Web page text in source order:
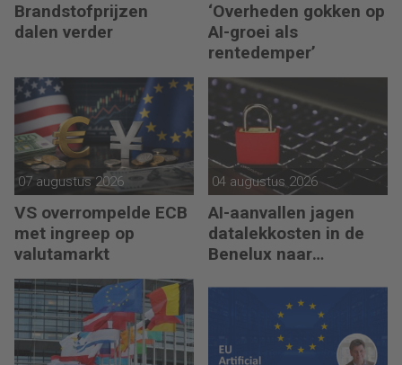
Brandstofprijzen
dalen verder
‘Overheden gokken op
AI-groei als
rentedemper’
07 augustus 2026
VS overrompelde ECB
met ingreep op
valutamarkt
04 augustus 2026
AI-aanvallen jagen
datalekkosten in de
Benelux naar